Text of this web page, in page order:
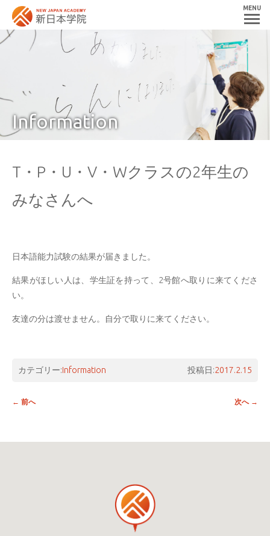
MENU
Information
T・P・U・V・Wクラスの2年生の
みなさんへ
日本語能力試験の結果が届きました。
結果がほしい人は、学生証を持って、2号館へ取りに来てくださ
い。
友達の分は渡せません。自分で取りに来てください。
カテゴリー:Information 投稿日:2017.2.15
投稿ナビゲーション
← 前へ 次へ →